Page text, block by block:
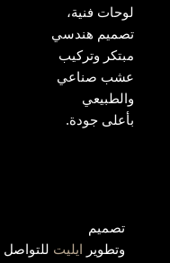
لوحات فنية،
تصميم هندسي
مبتكر وتركيب
عشب صناعي
والطبيعي
بأعلى جودة.
تصميم
وتطوير
ايليت للتواصل